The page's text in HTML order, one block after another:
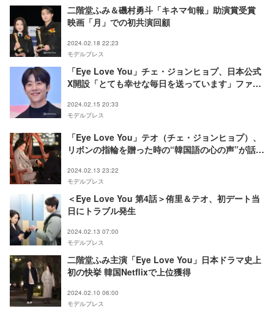
二階堂ふみ＆磯村勇斗「キネマ旬報」助演賞受賞
映画「月」での初共演回顧
2024.02.18 22:23
モデルプレス
「Eye Love You」チェ・ジョンヒョプ、日本公式
X開設「とても幸せな毎日を送っています」ファン
2024.02.15 20:33
モデルプレス
「Eye Love You」テオ（チェ・ジョンヒョプ）、
リボンの指輪を贈った時の“韓国語の心の声”が話題
2024.02.13 23:22
モデルプレス
＜Eye Love You 第4話＞侑里＆テオ、初デート当
日にトラブル発生
2024.02.13 07:00
モデルプレス
二階堂ふみ主演「Eye Love You」日本ドラマ史上
初の快挙 韓国Netflixで上位獲得
2024.02.10 06:00
モデルプレス